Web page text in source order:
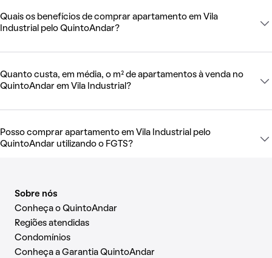
Quais os benefícios de comprar apartamento em Vila
Industrial pelo QuintoAndar?
Quanto custa, em média, o m² de apartamentos à venda no
QuintoAndar em Vila Industrial?
Posso comprar apartamento em Vila Industrial pelo
QuintoAndar utilizando o FGTS?
Sobre nós
Conheça o QuintoAndar
Regiões atendidas
Condomínios
Conheça a Garantia QuintoAndar